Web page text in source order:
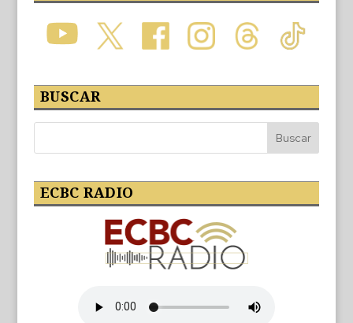
BUSCAR
ECBC RADIO